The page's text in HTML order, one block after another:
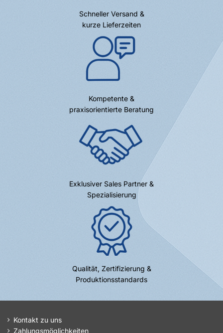
Schneller Versand &
kurze Lieferzeiten
Kompetente &
praxisorientierte Beratung
Exklusiver Sales Partner &
Spezialisierung
Qualität, Zertifizierung &
Produktionsstandards
Kontakt zu uns
Zahlungsmöglichkeiten